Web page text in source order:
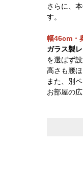
さらに、
す。
幅46cm・
ガラス製
を選ばず設
高さも腰
また、別
お部屋の